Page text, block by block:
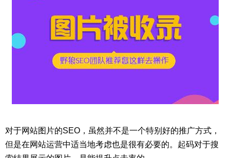
对于网站图片的SEO，虽然并不是一个特别好的推广方式，
但是在网站运营中适当地考虑也是很有必要的。起码对于搜